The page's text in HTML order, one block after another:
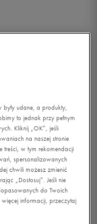
były udane, a produkty,
to jednak przy pełnym
Kliknij „OK”, jeśli
na naszej stronie
w tym rekomendacji
spersonalizowanych
chwili możesz zmienić
„Dostosuj”. Jeśli nie
do Twoich
informacji, przeczytaj